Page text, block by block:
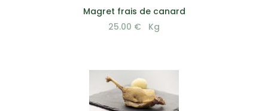
VOIR EN DÉTAIL
Magret frais de canard
25.00 € Kg